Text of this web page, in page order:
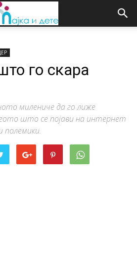
го скара
милениче да го лиже
што се појави на интернет
полемики.